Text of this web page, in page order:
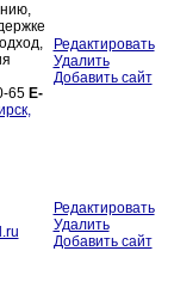
65 E-
Редактировать
Удалить
Добавить сайт
Редактировать
Удалить
Добавить сайт